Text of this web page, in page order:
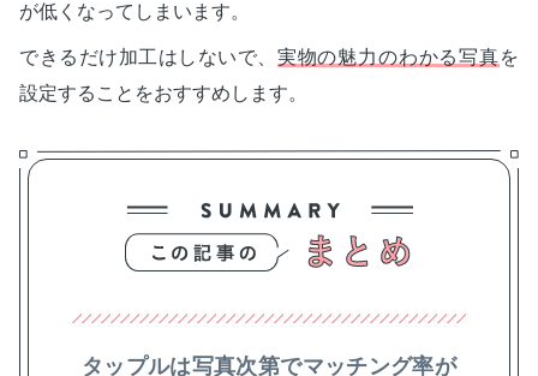
が低くなってしまいます。
できるだけ加工はしないで、 実物の魅力のわかる写真を
設定することをおすすめします。
タップルは写真次第でマッチング率が